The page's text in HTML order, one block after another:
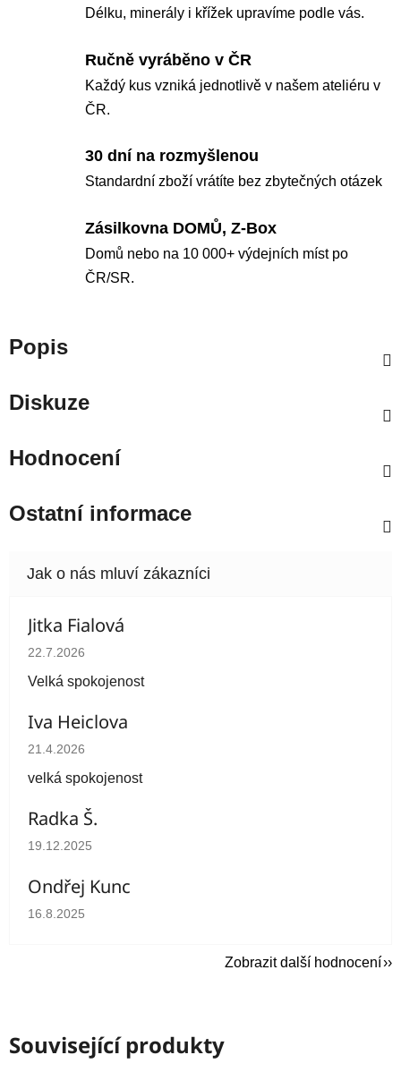
Délku, minerály i křížek upravíme podle vás.
Ručně vyráběno v ČR
Každý kus vzniká jednotlivě v našem ateliéru v
ČR.
30 dní na rozmyšlenou
Standardní zboží vrátíte bez zbytečných otázek
Zásilkovna DOMŮ, Z-Box
Domů nebo na 10 000+ výdejních míst po
ČR/SR.
Popis
Diskuze
Hodnocení
Ostatní informace
Jitka Fialová
Hodnocení obchodu je 5 z 5 hvězdiček.
22.7.2026
Velká spokojenost
Iva Heiclova
Hodnocení obchodu je 5 z 5 hvězdiček.
21.4.2026
velká spokojenost
Radka Š.
Hodnocení obchodu je 5 z 5 hvězdiček.
19.12.2025
Ondřej Kunc
Hodnocení obchodu je 5 z 5 hvězdiček.
16.8.2025
Zobrazit další hodnocení
Související produkty